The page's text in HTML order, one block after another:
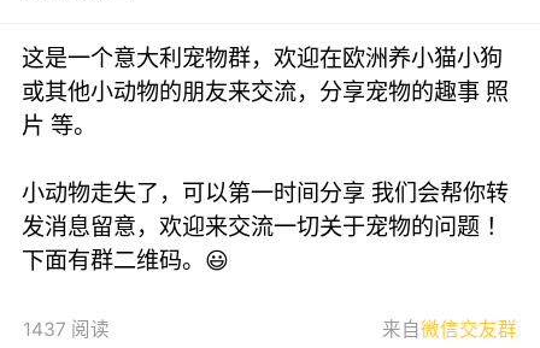
这是一个意大利宠物群，欢迎在欧洲养小猫小狗
或其他小动物的朋友来交流，分享宠物的趣事 照
片 等。
小动物走失了，可以第一时间分享 我们会帮你转
发消息留意，欢迎来交流一切关于宠物的问题 ！
下面有群二维码。😃
1437 阅读 来自微信交友群